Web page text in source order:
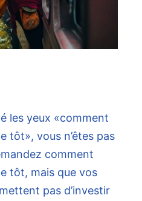
les yeux «comment
tôt», vous n’êtes pas
comment
tôt, mais que vos
pas d’investir